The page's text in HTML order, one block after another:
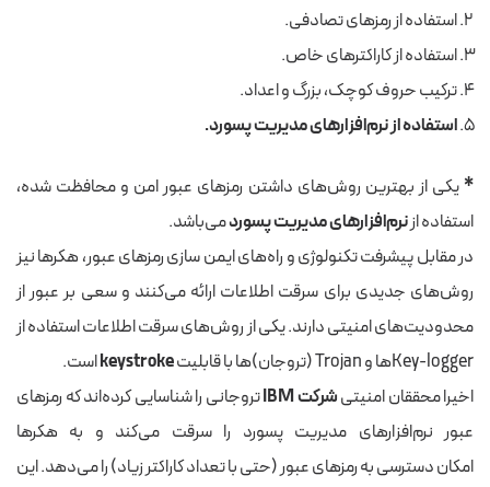
استفاده از رمزهای تصادفی.
استفاده از کاراکترهای خاص.
ترکیب حروف کوچک، بزرگ و اعداد.
استفاده از نرم‌افزارهای مدیریت پسورد.
* یکی از بهترین روش‌های داشتن رمزهای عبور امن و محافظت شده،
استفاده ازنرم‌افزارهای مدیریت پسوردمی‌باشد.
‫در مقابل پیشرفت تکنولوژی و راه‌های ایمن سازی رمزهای عبور، هکرها نیز
روش‌های جدیدی برای سرقت اطلاعات ارائه می‌کنند و سعی بر عبور از
محدودیت‌های امنیتی دارند. یکی از روش‌های سرقت اطلاعات استفاده از
Key-loggerها و Trojan (تروجان)ها با قابلیت
keystrokeاست.
‫اخیرا محققان امنیتیشرکت IBM
تروجانی را شناسایی کرده‌اند که رمزهای
عبور نرم‌افزارهای مدیریت پسورد را سرقت می‌کند و به هکرها
امکان دسترسی به رمزهای عبور (حتی با تعداد کاراکتر زیاد) را می‌دهد. این